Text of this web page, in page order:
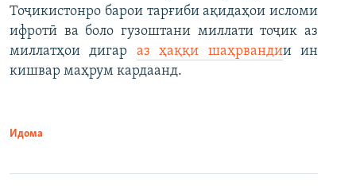
Тоҷикистонро барои тарғиби ақидаҳои исломи
ифротӣ ва боло гузоштани миллати тоҷик аз
миллатҳои дигар аз ҳаққи шаҳрвандии ин
кишвар маҳрум кардаанд.
Идома